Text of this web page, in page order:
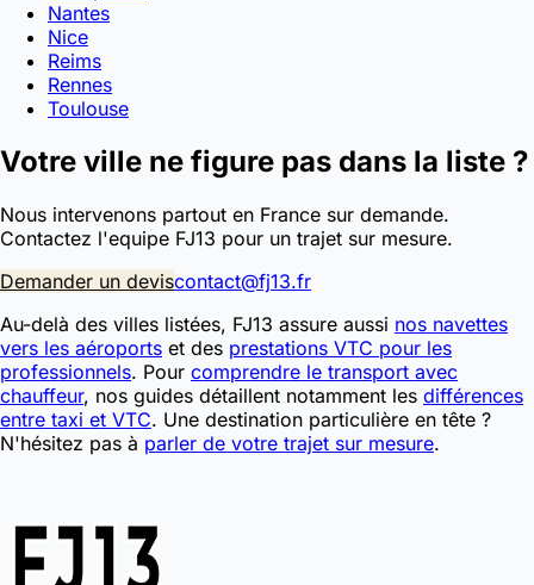
Nantes
Nice
Reims
Rennes
Toulouse
Votre ville ne figure pas dans la liste ?
Nous intervenons partout en France sur demande.
Contactez l'equipe FJ13 pour un trajet sur mesure.
Demander un deviscontact@fj13.fr
Au-delà des villes listées, FJ13 assure aussi nos navettes
vers les aéroports et des prestations VTC pour les
professionnels. Pour comprendre le transport avec
chauffeur, nos guides détaillent notamment les différences
entre taxi et VTC. Une destination particulière en tête ?
N'hésitez pas à parler de votre trajet sur mesure.